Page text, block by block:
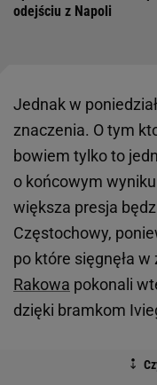
odejściu z Napoli
Jednak w
znaczenia. O tym
bowiem tylko to
o końcowym
większa presja
Częstochowy,
po które sięgnęła w
Rakowa pokonali
dzięki bramkom